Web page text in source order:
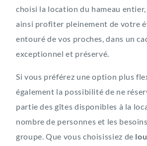
choisi la location du hameau
ainsi profiter pleinement de votre
entouré de vos proches, dans un
exceptionnel et préservé.
Si vous préférez une option plus
également la possibilité de ne
partie des gîtes disponibles à la
nombre de personnes et les
groupe. Que vous choisissiez de